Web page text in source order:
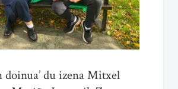
doinua’ du izena Mitxel